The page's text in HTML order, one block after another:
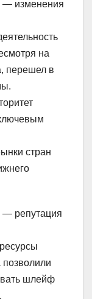
— изменения
на
перешел в
стран
— репутация
шлейф